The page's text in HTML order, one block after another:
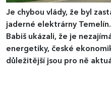
Je chybou vlády, že byl
jaderné elektrárny
Babiš ukázali, že je
energetiky, české
důležitější jsou pro ně